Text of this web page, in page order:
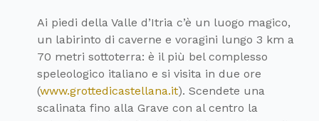
Ai piedi della Valle d’Itria c’è un luogo magico,
un labirinto di caverne e voragini lungo 3 km a
70 metri sottoterra: è il più bel complesso
speleologico italiano e si visita in due ore
(www.grottedicastellana.it). Scendete una
scalinata fino alla Grave con al centro la